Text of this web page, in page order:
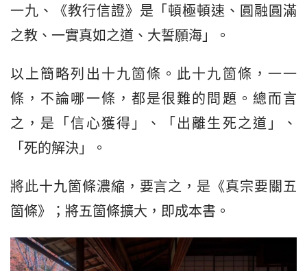
一九、《教行信證》是「頓極頓速、圓融圓滿
之教、一實真如之道、大誓願海」。
以上簡略列出十九箇條。此十九箇條，一一
條，不論哪一條，都是很難的問題。總而言
之，是「信心獲得」、「出離生死之道」、
「死的解決」。
將此十九箇條濃縮，要言之，是《真宗要關五
箇條》；將五箇條擴大，即成本書。